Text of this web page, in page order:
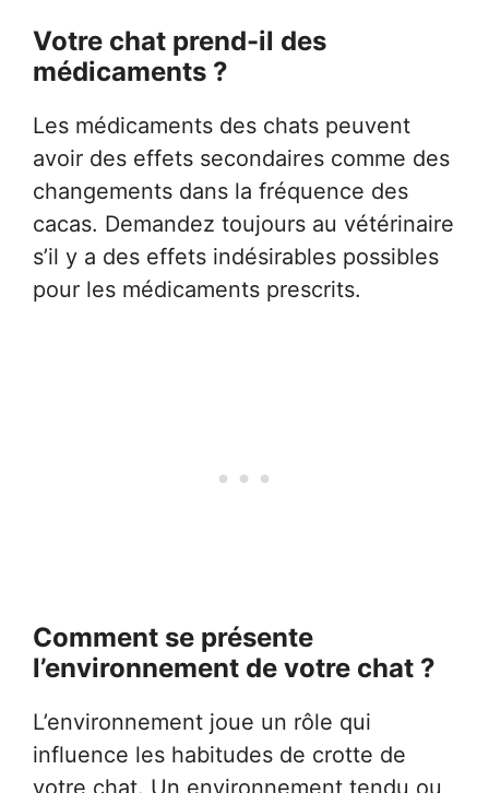
Votre chat prend-il des
médicaments ?
Les médicaments des chats peuvent
avoir des effets secondaires comme des
changements dans la fréquence des
cacas. Demandez toujours au vétérinaire
s’il y a des effets indésirables possibles
pour les médicaments prescrits.
Comment se présente
l’environnement de votre chat ?
L’environnement joue un rôle qui
influence les habitudes de crotte de
votre chat. Un environnement tendu ou